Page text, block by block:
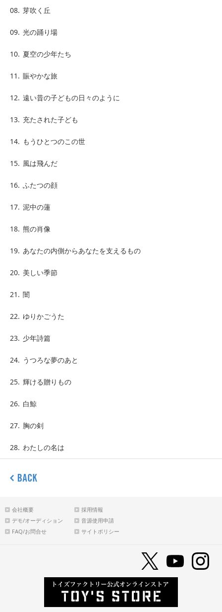
08. 芽吹く丘
09. 光の踊り場
10. 夏空の少年たち
11. 賑やかな旅
12. 遠い昔の子どもの日々のように
13. 充たされた子ども
14. もうひとつのこの世
15. 風は飛んだ
16. ふたつの顔
17. 泥中の蓮
18. 熊の肖像
19. あなたの内側からあなたを支えるもの
20. 美しい季節
21. 闇
22. ゆりかごうた
23. 少年詩篇
24. うつろな夢のあと
25. 輝ける贈りもの
26. 白鯨
27. 胸の剣
28. わたしの名は
会社概要
採用情報
デモ/オーディション
音源使用申請
FAQ/お問合せ
サイトポリシー